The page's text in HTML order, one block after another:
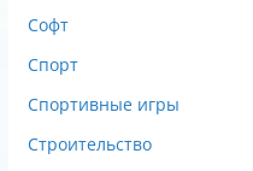
Софт
Спорт
Спортивные игры
Строительство